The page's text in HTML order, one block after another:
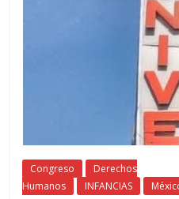
Congreso
Derechos
Humanos
INFANCIAS